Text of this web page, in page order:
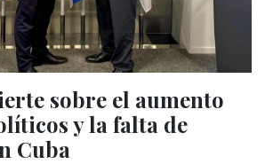
sobre el aumento
y la falta de
Cuba